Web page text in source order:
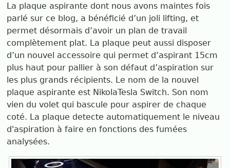
La plaque aspirante dont nous avons maintes fois
parlé sur ce blog, a bénéficié d’un joli lifting, et
permet désormais d’avoir un plan de travail
complètement plat. La plaque peut aussi disposer
d’un nouvel accessoire qui permet d’aspirant 15cm
plus haut pour pallier à son défaut d’aspiration sur
les plus grands récipients. Le nom de la nouvel
plaque aspirante est NikolaTesla Switch. Son nom
vien du volet qui bascule pour aspirer de chaque
coté. La plaque detecte automatiquement le niveau
d'aspiration à faire en fonctions des fumées
analysées.